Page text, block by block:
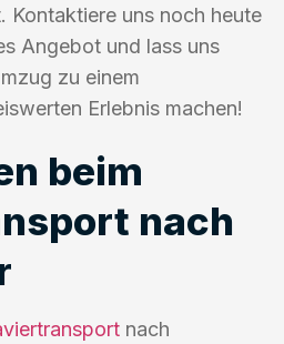
Kontaktiere uns noch heute
Angebot und lass uns
zu einem
Erlebnis machen!
beim
nach
nach